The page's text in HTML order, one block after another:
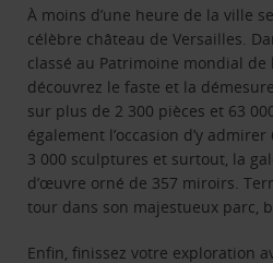
À moins d’une heure de la ville
célèbre château de Versailles.
classé au Patrimoine mondial de
découvrez le faste et la
sur plus de 2 300 pièces et 63
également l’occasion d’y
3 000 sculptures et surtout, la
d’œuvre orné de 357 miroirs.
tour dans son majestueux parc,
Enfin, finissez votre exploration